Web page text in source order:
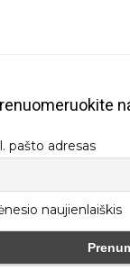
pašto adresas
naujienlaiškis